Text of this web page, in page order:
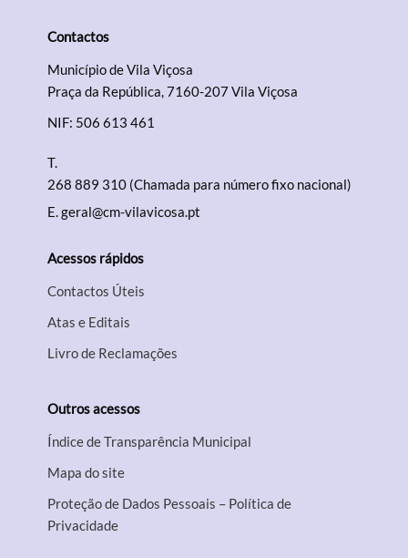
Contactos
Município de Vila Viçosa
Praça da República, 7160-207 Vila Viçosa
NIF: 506 613 461
T.
268 889 310 (Chamada para número fixo nacional)
E.geral@cm-vilavicosa.pt
Acessos rápidos
Contactos Úteis
Atas e Editais
Livro de Reclamações
Outros acessos
Índice de Transparência Municipal
Mapa do site
Proteção de Dados Pessoais – Política de
Privacidade